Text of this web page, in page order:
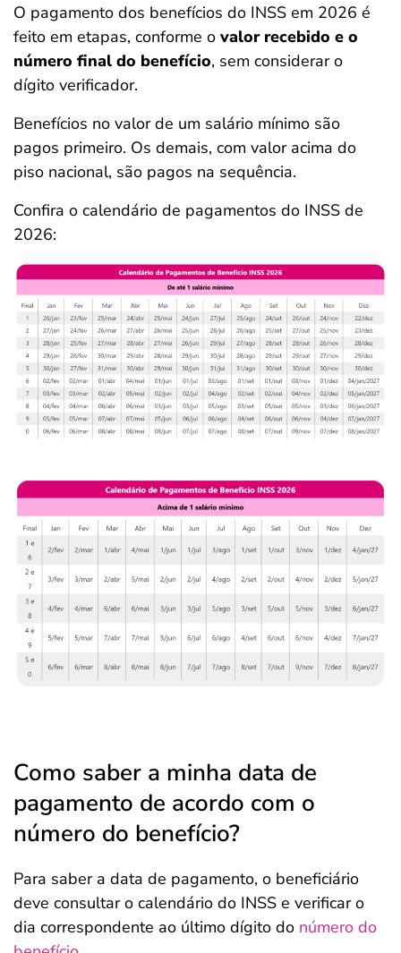
O pagamento dos benefícios do INSS em 2026 é
feito em etapas, conforme o valor recebido e o
número final do benefício, sem considerar o
dígito verificador.
Benefícios no valor de um salário mínimo são
pagos primeiro. Os demais, com valor acima do
piso nacional, são pagos na sequência.
Confira o calendário de pagamentos do INSS de
2026:
Como saber a minha data de
pagamento de acordo com o
número do benefício?
Para saber a data de pagamento, o beneficiário
deve consultar o calendário do INSS e verificar o
dia correspondente ao último dígito do número do